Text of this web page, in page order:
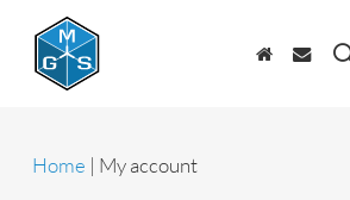
content
Home | My account